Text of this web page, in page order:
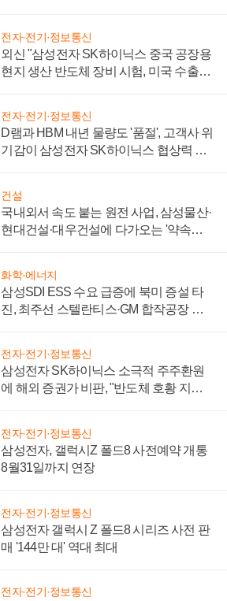
전자·전기·정보통신
외신 "삼성전자 SK하이닉스 중국 공장용
현지 생산 반도체 장비 시험, 미국 수출통
전자·전기·정보통신
D램과 HBM 내년 물량도 '품절', 고객사 위
기감이 삼성전자 SK하이닉스 협상력 더
건설
국내외서 속도 붙는 원전 사업, 삼성물산·
현대건설·대우건설에 다가오는 '약속의
화학·에너지
삼성SDI ESS 수요 급증에 북미 증설 타
진, 최주선 스텔란티스·GM 합작공장 건
전자·전기·정보통신
삼성전자 SK하이닉스 소극적 주주환원
에 해외 증권가 비판, "반도체 호황 지속
전자·전기·정보통신
삼성전자, 갤럭시Z 폴드8 사전예약 개통
8월31일까지 연장
전자·전기·정보통신
삼성전자 갤럭시 Z 폴드8 시리즈 사전 판
매 '144만 대' 역대 최대
전자·전기·정보통신